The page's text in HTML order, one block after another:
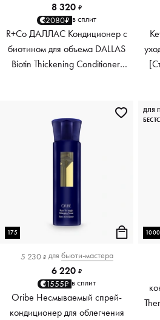
8 320 ₽
2080₽ в сплит
R+Co ДАЛЛАС Кондиционер с
биотином для объема DALLAS
Biotin Thickening Conditioner,
175
5 230 ₽ для бьюти-мастера
6 220 ₽
1555₽ в сплит
Oribe Несмываемый спрей-
кондиционер для облегчения
1000
ДЛЯ